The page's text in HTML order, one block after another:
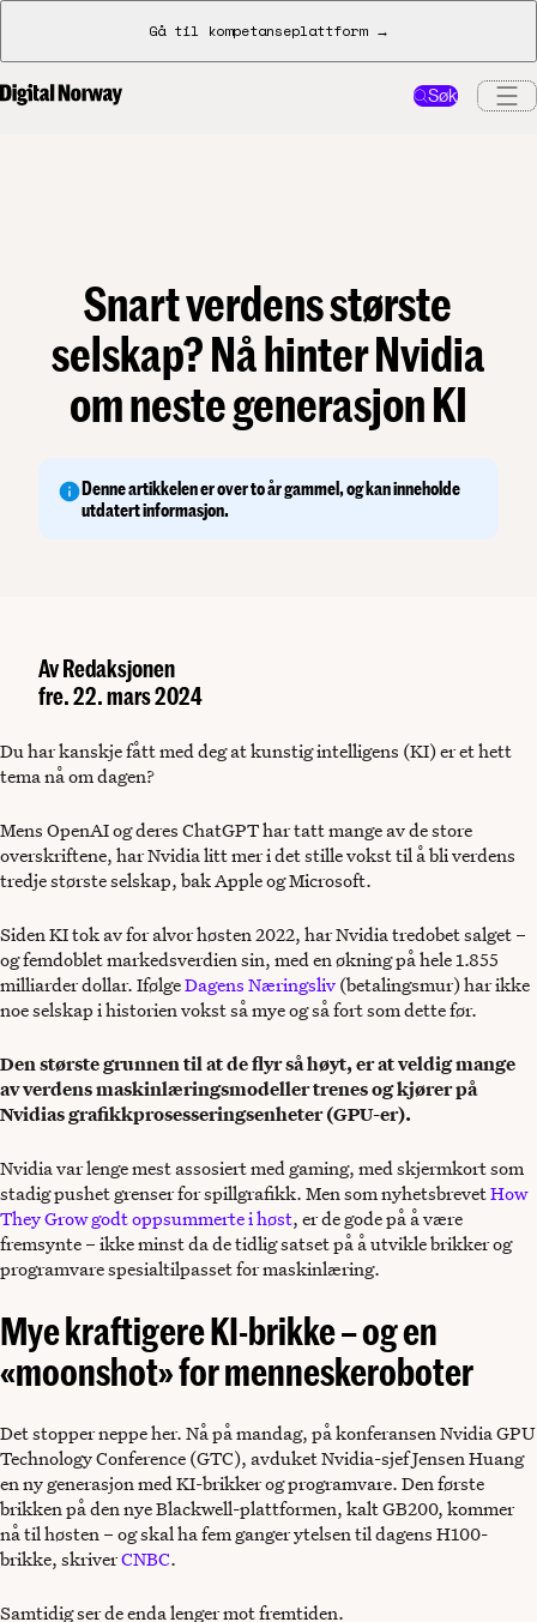
Gå til kompetanseplattform →
Søk
Snart verdens største
selskap? Nå hinter Nvidia
om neste generasjon KI
Denne artikkelen er over to år gammel, og kan inneholde
utdatert informasjon.
AvRedaksjonen
fre. 22. mars 2024
Du har kanskje fått med deg at kunstig intelligens (KI) er et hett
tema nå om dagen?
Mens OpenAI og deres ChatGPT har tatt mange av de store
overskriftene, har Nvidia litt mer i det stille vokst til å bli verdens
tredje største selskap, bak Apple og Microsoft.
Siden KI tok av for alvor høsten 2022, har Nvidia tredobet salget –
og femdoblet markedsverdien sin, med en økning på hele 1.855
milliarder dollar. IfølgeDagens Næringsliv(betalingsmur) har ikke
noe selskap i historien vokst så mye og så fort som dette før.
Den største grunnen til at de flyr så høyt, er at veldig mange
av verdens maskinlæringsmodeller trenes og kjører på
Nvidias grafikkprosesseringsenheter (GPU-er).
Nvidia var lenge mest assosiert med gaming, med skjermkort som
stadig pushet grenser for spillgrafikk. Men som nyhetsbrevetHow
They Grow godt oppsummerte i høst, er de gode på å være
fremsynte – ikke minst da de tidlig satset på å utvikle brikker og
programvare spesialtilpasset for maskinlæring.
Mye kraftigere KI-brikke – og en
«moonshot» for menneskeroboter
Det stopper neppe her. Nå på mandag, på konferansen Nvidia GPU
Technology Conference (GTC), avduket Nvidia-sjef Jensen Huang
en ny generasjon med KI-brikker og programvare. Den første
brikken på den nye Blackwell-plattformen, kalt GB200, kommer
nå til høsten – og skal ha fem ganger ytelsen til dagens H100-
brikke, skriverCNBC.
Samtidig ser de enda lenger mot fremtiden.